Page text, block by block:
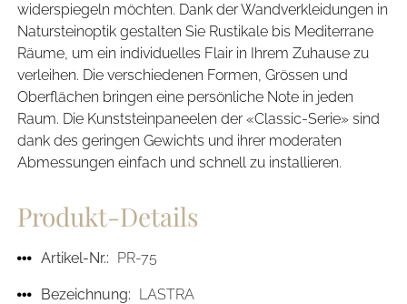
widerspiegeln möchten. Dank der Wandverkleidungen in
Natursteinoptik gestalten Sie Rustikale bis Mediterrane
Räume, um ein individuelles Flair in Ihrem Zuhause zu
verleihen. Die verschiedenen Formen, Grössen und
Oberflächen bringen eine persönliche Note in jeden
Raum. Die Kunststeinpaneelen der «Classic-Serie» sind
dank des geringen Gewichts und ihrer moderaten
Abmessungen einfach und schnell zu installieren.
Produkt-Details
Artikel-Nr.: PR-75
Bezeichnung: LASTRA